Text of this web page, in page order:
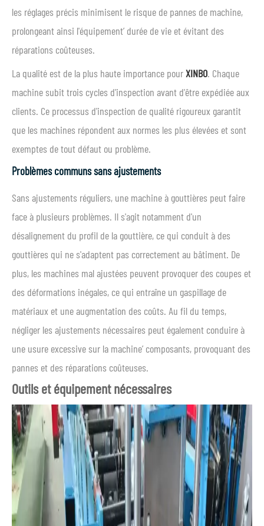
les réglages précis minimisent le risque de pannes de machine,
prolongeant ainsi l'équipement’ durée de vie et évitant des
réparations coûteuses.
La qualité est de la plus haute importance pourXINBO. Chaque
machine subit trois cycles d'inspection avant d'être expédiée aux
clients. Ce processus d'inspection de qualité rigoureux garantit
que les machines répondent aux normes les plus élevées et sont
exemptes de tout défaut ou problème.
Problèmes communs sans ajustements
Sans ajustements réguliers, une machine à gouttières peut faire
face à plusieurs problèmes. Il s'agit notamment d'un
désalignement du profil de la gouttière, ce qui conduit à des
gouttières qui ne s'adaptent pas correctement au bâtiment. De
plus, les machines mal ajustées peuvent provoquer des coupes et
des déformations inégales, ce qui entraîne un gaspillage de
matériaux et une augmentation des coûts. Au fil du temps,
négliger les ajustements nécessaires peut également conduire à
une usure excessive sur la machine’ composants, provoquant des
pannes et des réparations coûteuses.
Outils et équipement nécessaires